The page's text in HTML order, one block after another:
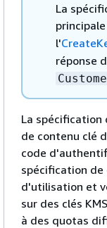
La
l'
réponse
La spécification
de contenu clé
code
spécification de
d'utilisation et
sur des clés
à des quotas